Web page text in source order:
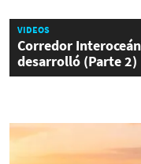
VIDEOS
Corredor
desarrolló (Parte 2)